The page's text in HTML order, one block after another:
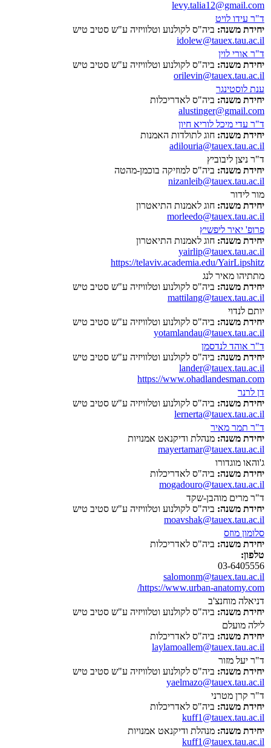
levy.talia12@gmail.com
ד"ר עידו לויט
יחידת משנה: ביה"ס לקולנוע וטלוויזיה ע"ש סטיב טיש
idolew@tauex.tau.ac.il
ד"ר אורי לוין
יחידת משנה: ביה"ס לקולנוע וטלוויזיה ע"ש סטיב טיש
orilevin@tauex.tau.ac.il
ענת לוסטינגר
יחידת משנה: ביה"ס לאדריכלות
alustinger@gmail.com
ד"ר עדי מיכל לוריא חיון
יחידת משנה: חוג לתולדות האמנות
adilouria@tauex.tau.ac.il
ד"ר ניצן ליבוביץ
יחידת משנה: ביה"ס למוזיקה בוכמן-מהטה
nizanleib@tauex.tau.ac.il
מור לידור
יחידת משנה: חוג לאמנות התיאטרון
morleedo@tauex.tau.ac.il
פרופ' יאיר ליפשיץ
יחידת משנה: חוג לאמנות התיאטרון
yairlip@tauex.tau.ac.il
https://telaviv.academia.edu/YairLipshitz
מתתיהו מאיר לנג
יחידת משנה: ביה"ס לקולנוע וטלוויזיה ע"ש סטיב טיש
mattilang@tauex.tau.ac.il
יותם לנדוי
יחידת משנה: ביה"ס לקולנוע וטלוויזיה ע"ש סטיב טיש
yotamlandau@tauex.tau.ac.il
ד"ר אוהד לנדסמן
יחידת משנה: ביה"ס לקולנוע וטלוויזיה ע"ש סטיב טיש
lander@tauex.tau.ac.il
https://www.ohadlandesman.com
דן לרנר
יחידת משנה: ביה"ס לקולנוע וטלוויזיה ע"ש סטיב טיש
lernerta@tauex.tau.ac.il
ד"ר תמר מאיר
יחידת משנה: מנהלת ודיקנאט אמנויות
mayertamar@tauex.tau.ac.il
ג'והאו מוגדורו
יחידת משנה: ביה"ס לאדריכלות
mogadouro@tauex.tau.ac.il
ד"ר מרים מוהבן-שקד
יחידת משנה: ביה"ס לקולנוע וטלוויזיה ע"ש סטיב טיש
moavshak@tauex.tau.ac.il
סלומון מוזס
יחידת משנה: ביה"ס לאדריכלות
טלפון:
03-6405556
salomonm@tauex.tau.ac.il
https://www.urban-anatomy.com/
דניאלה מוחנצ'ב
יחידת משנה: ביה"ס לקולנוע וטלוויזיה ע"ש סטיב טיש
לילה מועלם
יחידת משנה: ביה"ס לאדריכלות
laylamoallem@tauex.tau.ac.il
ד"ר יעל מזור
יחידת משנה: ביה"ס לקולנוע וטלוויזיה ע"ש סטיב טיש
yaelmazo@tauex.tau.ac.il
ד"ר קרן מטרני
יחידת משנה: ביה"ס לאדריכלות
kuff1@tauex.tau.ac.il
יחידת משנה: מנהלת ודיקנאט אמנויות
kuff1@tauex.tau.ac.il